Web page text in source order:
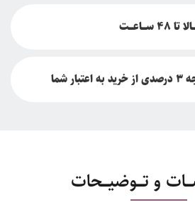
تا48 ســـاعـــت
شما
و تـــوضیـــحات